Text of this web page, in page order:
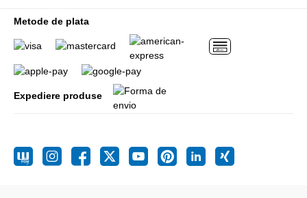
Metode de plata
Expediere produse